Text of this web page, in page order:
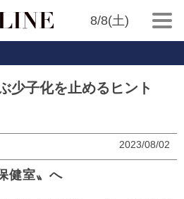
8/8(土)
少子化を止めるヒント
2023/08/02
健室〟へ